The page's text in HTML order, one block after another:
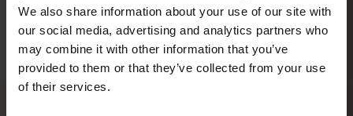
We also share information about your use of our site with
our social media, advertising and analytics partners who
may combine it with other information that you’ve
provided to them or that they’ve collected from your use
of their services.
以上均为参考值。实际用量取决于设备、应用设置和使用习惯。